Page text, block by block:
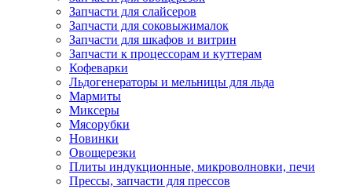
Запчасти для слайсеров
Запчасти для соковыжималок
Запчасти для шкафов и витрин
Запчасти к процессорам и куттерам
Кофеварки
Льдогенераторы и мельницы для льда
Мармиты
Миксеры
Мясорубки
Новинки
Овощерезки
Плиты индукционные, микроволновки, печи
Прессы, запчасти для прессов